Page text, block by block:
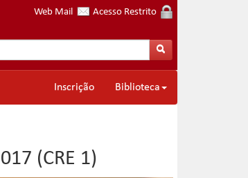
Web Mail Acesso Restrito
Inscrição Biblioteca
(CRE 1)